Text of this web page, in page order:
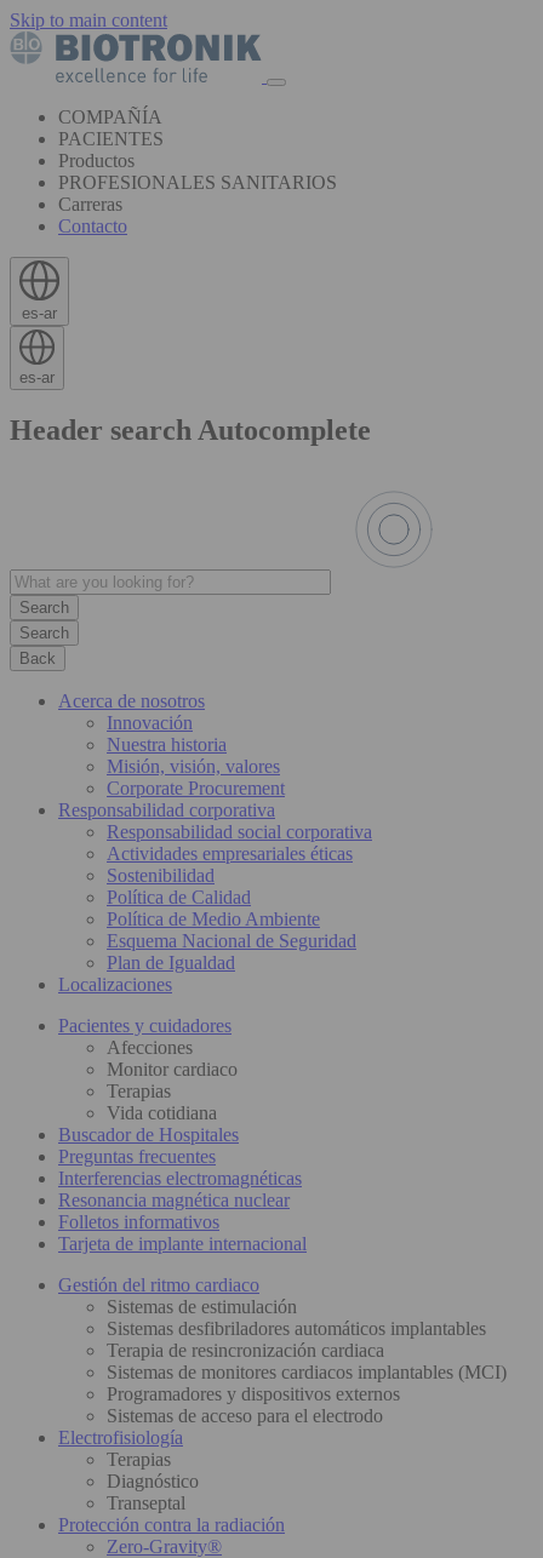
Skip to main content
COMPAÑÍA
PACIENTES
Productos
PROFESIONALES SANITARIOS
Carreras
Contacto
es-ar
es-ar
Header search Autocomplete
Search
Back
Acerca de nosotros
Innovación
Nuestra historia
Misión, visión, valores
Corporate Procurement
Responsabilidad corporativa
Responsabilidad social corporativa
Actividades empresariales éticas
Sostenibilidad
Política de Calidad
Política de Medio Ambiente
Esquema Nacional de Seguridad
Plan de Igualdad
Localizaciones
Pacientes y cuidadores
Afecciones
Monitor cardiaco
Terapias
Vida cotidiana
Buscador de Hospitales
Preguntas frecuentes
Interferencias electromagnéticas
Resonancia magnética nuclear
Folletos informativos
Tarjeta de implante internacional
Gestión del ritmo cardiaco
Sistemas de estimulación
Sistemas desfibriladores automáticos implantables
Terapia de resincronización cardiaca
Sistemas de monitores cardiacos implantables (MCI)
Programadores y dispositivos externos
Sistemas de acceso para el electrodo
Electrofisiología
Terapias
Diagnóstico
Transeptal
Protección contra la radiación
Zero-Gravity®